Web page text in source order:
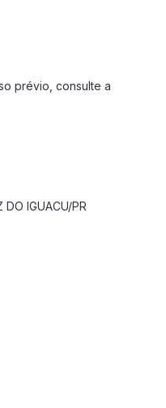
prévio, consulte a
estarão disponíveis
IGUACU/PR